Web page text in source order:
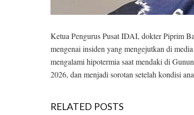
Ketua Pengurus Pusat IDAI, dokter Piprim
mengenai insiden yang mengejutkan di
mengalami hipotermia saat mendaki di
2026, dan menjadi sorotan setelah kondisi
RELATED POSTS